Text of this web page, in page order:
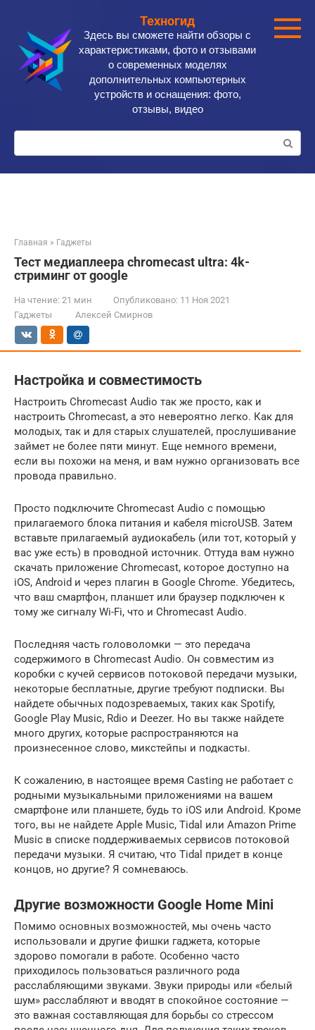
контенту
Техногид
Здесь вы сможете найти обзоры с
характеристиками, фото и отзывами
о современных моделях
дополнительных компьютерных
устройств и оснащения: фото,
отзывы, видео
Поиск:
Главная » Гаджеты
Тест медиаплеера chromecast ultra: 4k-
стриминг от google
На чтение: 21 мин Опубликовано: 11 Ноя 2021
Гаджеты
Алексей Смирнов
Настройка и совместимость
Настроить Chromecast Audio так же просто, как и
настроить Chromecast, а это невероятно легко. Как для
молодых, так и для старых слушателей, прослушивание
займет не более пяти минут. Еще немного времени,
если вы похожи на меня, и вам нужно организовать все
провода правильно.
Просто подключите Chromecast Audio с помощью
прилагаемого блока питания и кабеля microUSB. Затем
вставьте прилагаемый аудиокабель (или тот, который у
вас уже есть) в проводной источник. Оттуда вам нужно
скачать приложение Chromecast, которое доступно на
iOS, Android и через плагин в Google Chrome. Убедитесь,
что ваш смартфон, планшет или браузер подключен к
тому же сигналу Wi-Fi, что и Chromecast Audio.
Последняя часть головоломки — это передача
содержимого в Chromecast Audio. Он совместим из
коробки с кучей сервисов потоковой передачи музыки,
некоторые бесплатные, другие требуют подписки. Вы
найдете обычных подозреваемых, таких как Spotify,
Google Play Music, Rdio и Deezer. Но вы также найдете
много других, которые распространяются на
произнесенное слово, микстейпы и подкасты.
К сожалению, в настоящее время Casting не работает с
родными музыкальными приложениями на вашем
смартфоне или планшете, будь то iOS или Android. Кроме
того, вы не найдете Apple Music, Tidal или Amazon Prime
Music в списке поддерживаемых сервисов потоковой
передачи музыки. Я считаю, что Tidal придет в конце
концов, но другие? Я сомневаюсь.
Другие возможности Google Home Mini
Помимо основных возможностей, мы очень часто
использовали и другие фишки гаджета, которые
здорово помогали в работе. Особенно часто
приходилось пользоваться различного рода
расслабляющими звуками. Звуки природы или «белый
шум» расслабляют и вводят в спокойное состояние —
это важная составляющая для борьбы со стрессом